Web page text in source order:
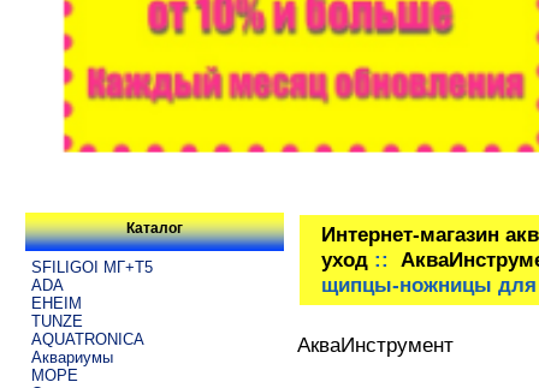
Каталог
SFILIGOI МГ+Т5
ADA
EHEIM
TUNZE
AQUATRONICA
Аквариумы
МОРЕ
Интернет-магазин
уход::
щипцы-ножницы для
АкваИнструмент